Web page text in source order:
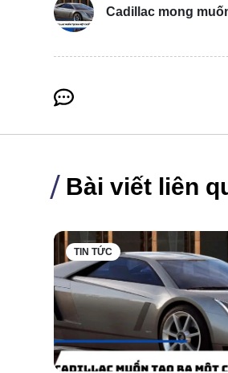
Theo một số chuyên gia
điện Trung Quốc và châu Âu
Vậy, mức thuế nhập khẩu
đề cập là 50%.
Cadillac mong
Bài viết liên
TIN TỨC